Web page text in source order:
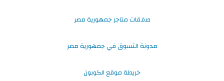
صفقات متاجر جمهورية مصر
مدونة التسوق في جمهورية مصر
خريطة موقع الكوبون